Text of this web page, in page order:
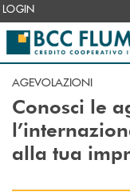
Salta al contenuto principale
LOGIN
AGEVOLAZIONI
Conosci le
alla tua